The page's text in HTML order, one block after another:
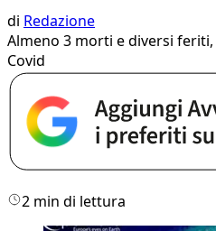
di Redazione
Almeno 3 morti e diversi
Covid
2 min di lettura